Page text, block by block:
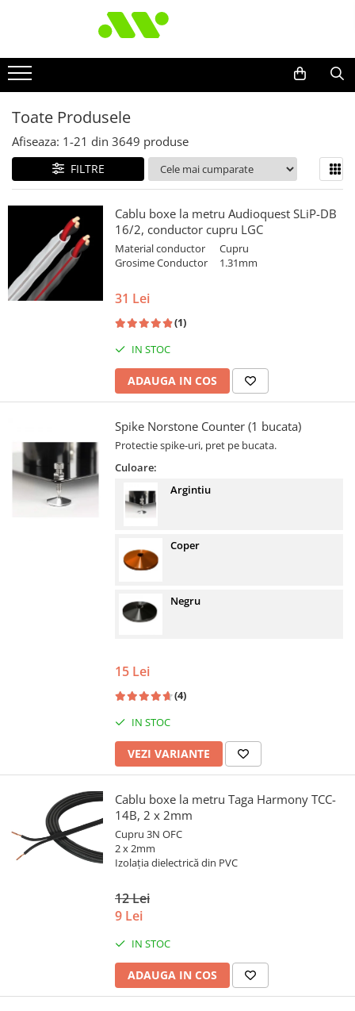
Toate Produsele
Afiseaza: 1-21 din 3649 produse
FILTRE
Cablu boxe la metru Audioquest SLiP-DB
16/2, conductor cupru LGC
Material conductor
Cupru
Grosime Conductor 1.31mm
31 Lei
(1)
IN STOC
ADAUGA IN COS
Spike Norstone Counter (1 bucata)
Protectie spike-uri, pret pe bucata.
Culoare:
Argintiu
Coper
Negru
15 Lei
(4)
IN STOC
VEZI VARIANTE
Cablu boxe la metru Taga Harmony TCC-
14B, 2 x 2mm
Cupru 3N OFC
2 x 2mm
Izolația dielectrică din PVC
12 Lei
9 Lei
IN STOC
ADAUGA IN COS